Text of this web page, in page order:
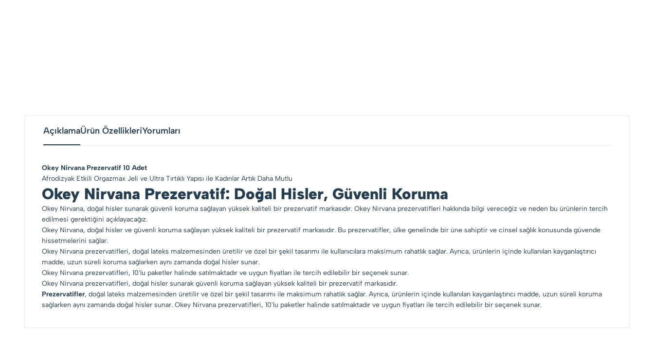
AçıklamaÜrün ÖzellikleriYorumları
Okey Nirvana Prezervatif 10 Adet
Afrodizyak Etkili Orgazmax Jeli ve Ultra Tırtıklı Yapısı ile Kadınlar Artık Daha Mutlu
Okey Nirvana Prezervatif: Doğal Hisler, Güvenli Koruma
Okey Nirvana, doğal hisler sunarak güvenli koruma sağlayan yüksek kaliteli bir prezervatif markasıdır. Okey Nirvana prezervatifleri hakkında bilgi vereceğiz ve neden bu ürünlerin tercih
edilmesi gerektiğini açıklayacağız.
Okey Nirvana, doğal hisler ve güvenli koruma sağlayan yüksek kaliteli bir prezervatif markasıdır. Bu prezervatifler, ülke genelinde bir üne sahiptir ve cinsel sağlık konusunda güvende
hissetmelerini sağlar.
Okey Nirvana prezervatifleri, doğal lateks malzemesinden üretilir ve özel bir şekil tasarımı ile kullanıcılara maksimum rahatlık sağlar. Ayrıca, ürünlerin içinde kullanılan kayganlaştırıcı
madde, uzun süreli koruma sağlarken aynı zamanda doğal hisler sunar.
Okey Nirvana prezervatifleri, 10'lu paketler halinde satılmaktadır ve uygun fiyatları ile tercih edilebilir bir seçenek sunar.
Okey Nirvana prezervatifleri, doğal hisler sunarak güvenli koruma sağlayan yüksek kaliteli bir prezervatif markasıdır.
Prezervatifler, doğal lateks malzemesinden üretilir ve özel bir şekil tasarımı ile maksimum rahatlık sağlar. Ayrıca, ürünlerin içinde kullanılan kayganlaştırıcı madde, uzun süreli koruma
sağlarken aynı zamanda doğal hisler sunar. Okey Nirvana prezervatifleri, 10'lu paketler halinde satılmaktadır ve uygun fiyatları ile tercih edilebilir bir seçenek sunar.